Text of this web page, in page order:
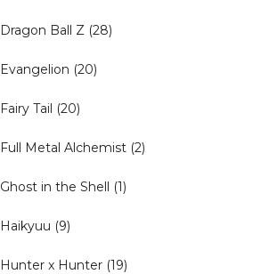
Dragon Ball Z (28)
Evangelion (20)
Fairy Tail (20)
Full Metal Alchemist (2)
Ghost in the Shell (1)
Haikyuu (9)
Hunter x Hunter (19)